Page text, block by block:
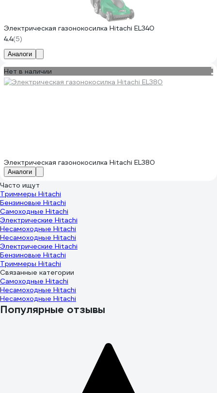
Электрическая газонокосилка Hitachi EL340
4.4(5)
Аналоги
Нет в наличии
Электрическая газонокосилка Hitachi EL380
Аналоги
Часто ищут
Триммеры Hitachi
Бензиновые Hitachi
Самоходные Hitachi
Электрические Hitachi
Несамоходные Hitachi
Несамоходные Hitachi
Электрические Hitachi
Бензиновые Hitachi
Триммеры Hitachi
Связанные категории
Самоходные Hitachi
Несамоходные Hitachi
Несамоходные Hitachi
Популярные отзывы